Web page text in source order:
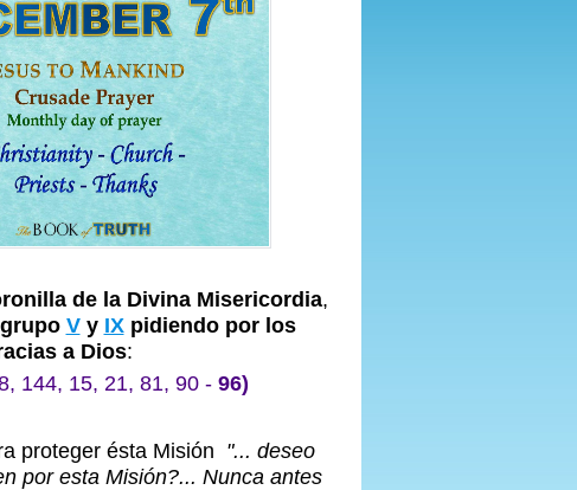
de la Divina Misericordia,
grupo Vy IXpidiendo por los
a Dios:
144, 15, 21, 81, 90 - 96)
proteger ésta Misión "... deseo
por esta Misión?... Nunca antes